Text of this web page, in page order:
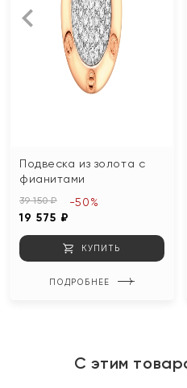
Подвеска из золота с
фианитами
39 150 ₽
19 575 ₽
-50%
КУПИТЬ
ПОДРОБНЕЕ
С этим